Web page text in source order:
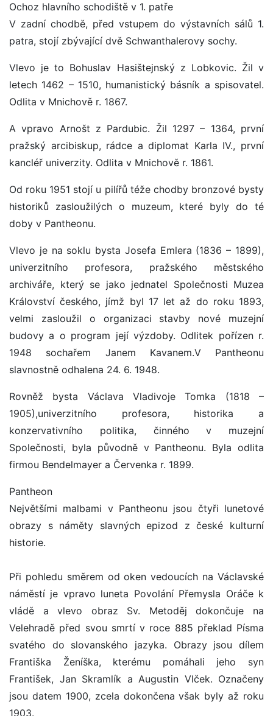
Ochoz hlavního schodiště v 1. patře
V zadní chodbě, před vstupem do výstavních sálů 1.
patra, stojí zbývající dvě Schwanthalerovy sochy.
Vlevo je to Bohuslav Hasištejnský z Lobkovic. Žil v
letech 1462 – 1510, humanistický básník a spisovatel.
Odlita v Mnichově r. 1867.
A vpravo Arnošt z Pardubic. Žil 1297 – 1364, první
pražský arcibiskup, rádce a diplomat Karla IV., první
kancléř univerzity. Odlita v Mnichově r. 1861.
Od roku 1951 stojí u pilířů téže chodby bronzové bysty
historiků zasloužilých o muzeum, které byly do té
doby v Pantheonu.
Vlevo je na soklu bysta Josefa Emlera (1836 – 1899),
univerzitního profesora, pražského městského
archiváře, který se jako jednatel Společnosti Muzea
Království českého, jímž byl 17 let až do roku 1893,
velmi zasloužil o organizaci stavby nové muzejní
budovy a o program její výzdoby. Odlitek pořízen r.
1948 sochařem Janem Kavanem.V Pantheonu
slavnostně odhalena 24. 6. 1948.
Rovněž bysta Václava Vladivoje Tomka (1818 –
1905),univerzitního profesora, historika a
konzervativního politika, činného v muzejní
Společnosti, byla původně v Pantheonu. Byla odlita
firmou Bendelmayer a Červenka r. 1899.
Pantheon
Největšími malbami v Pantheonu jsou čtyři lunetové
obrazy s náměty slavných epizod z české kulturní
historie.
Při pohledu směrem od oken vedoucích na Václavské
náměstí je vpravo luneta Povolání Přemysla Oráče k
vládě a vlevo obraz Sv. Metoděj dokončuje na
Velehradě před svou smrtí v roce 885 překlad Písma
svatého do slovanského jazyka. Obrazy jsou dílem
Františka Ženíška, kterému pomáhali jeho syn
František, Jan Skramlík a Augustin Vlček. Označeny
jsou datem 1900, zcela dokončena však byly až roku
1903.